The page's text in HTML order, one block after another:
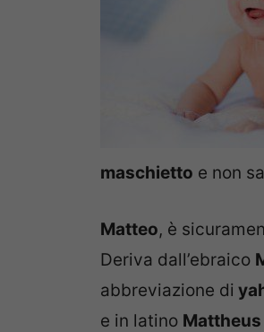
maschietto e non
Matteo, è
Deriva dall’ebraico
abbreviazione di
e in latino Mattheus